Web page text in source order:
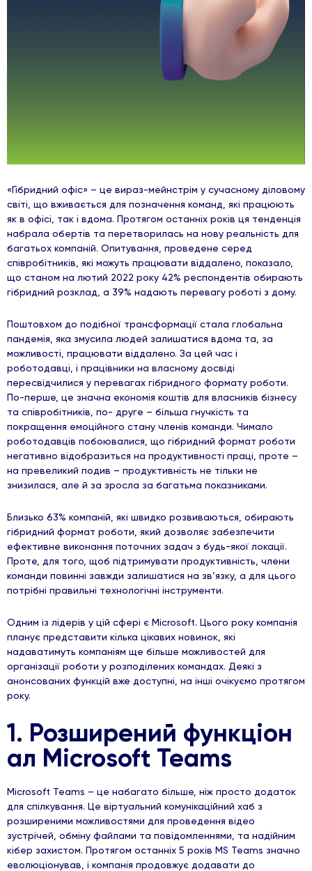
«Гібридний офіс» – це вираз-мейнстрім у сучасному діловому
світі, що вживається для позначення команд, які працюють
як в офісі, так і вдома. Протягом останніх років ця тенденція
набрала обертів та перетворилась на нову реальність для
багатьох компаній. Опитування, проведене серед
співробітників, які можуть працювати віддалено, показало,
що станом на лютий 2022 року 42% респондентів обирають
гібридний розклад, а 39% надають перевагу роботі з дому.
Поштовхом до подібної трансформації стала глобальна
пандемія, яка змусила людей залишатися вдома та, за
можливості, працювати віддалено. За цей час і
роботодавці, і працівники на власному досвіді
пересвідчилися у перевагах гібридного формату роботи.
По-перше, це значна економія коштів для власників бізнесу
та співробітників, по- друге – більша гнучкість та
покращення емоційного стану членів команди. Чимало
роботодавців побоювалися, що гібридний формат роботи
негативно відобразиться на продуктивності праці, проте –
на превеликий подив – продуктивність не тільки не
знизилася, але й за зросла за багатьма показниками.
Близько 63% компаній, які швидко розвиваються, обирають
гібридний формат роботи, який дозволяє забезпечити
ефективне виконання поточних задач з будь-якої локації.
Проте, для того, щоб підтримувати продуктивність, члени
команди повинні завжди залишатися на зв’язку, а для цього
потрібні правильні технологічні інструменти.
Одним із лідерів у цій сфері є Microsoft. Цього року компанія
планує представити кілька цікавих новинок, які
надаватимуть компаніям ще більше можливостей для
організації роботи у розподілених командах. Деякі з
анонсованих функцій вже доступні, на інші очікуємо протягом
року.
1. Розширений функціон
ал Microsoft Teams
Microsoft Teams – це набагато більше, ніж просто додаток
для спілкування. Це віртуальний комунікаційний хаб з
розширеними можливостями для проведення відео
зустрічей, обміну файлами та повідомленнями, та надійним
кібер захистом. Протягом останніх 5 років MS Teams значно
еволюціонував, і компанія продовжує додавати до